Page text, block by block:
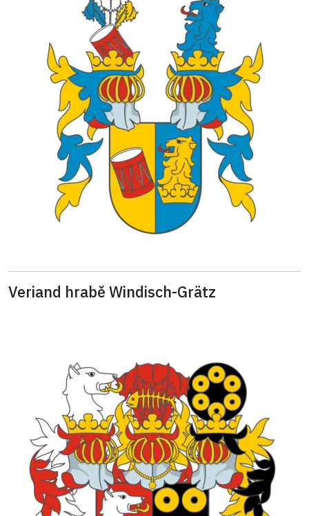
Veriand hrabě Windisch-Grätz